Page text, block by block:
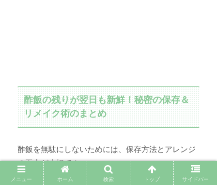
酢飯の残りが翌日も新鮮！秘密の保存＆
リメイク術のまとめ
酢飯を無駄にしないためには、保存方法とアレンジ
の工夫が大切です。
メニュー ホーム 検索 トップ サイドバー